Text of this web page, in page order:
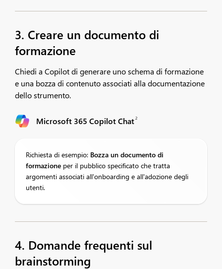
3. Creare un documento di
formazione
Chiedi a Copilot di generare uno schema di formazione
e una bozza di contenuto associati alla documentazione
dello strumento.​
Microsoft 365 Copilot Chat2
Richiesta di esempio: Bozza un documento di
formazione per il pubblico specificato che tratta
argomenti associati all'onboarding e all'adozione degli
utenti.
4. Domande frequenti sul
brainstorming